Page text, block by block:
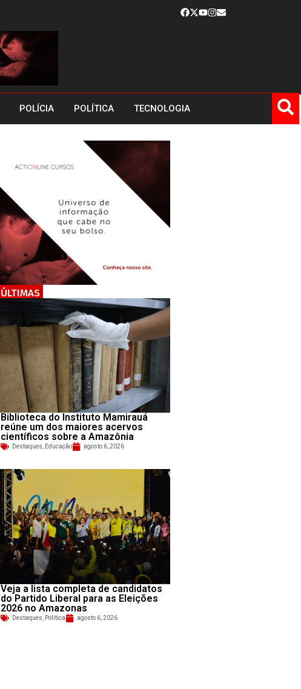
POLÍCIA POLÍTICA TECNOLOGIA
ÚLTIMAS
Biblioteca do Instituto Mamirauá
reúne um dos maiores acervos
científicos sobre a Amazônia
Destaques, Educação agosto 6, 2026
Veja a lista completa de candidatos
do Partido Liberal para as Eleições
2026 no Amazonas
Destaques, Política agosto 6, 2026